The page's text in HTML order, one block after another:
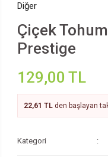
Diğer
Çiçek
Prestige
129,00 TL
22,61 TL den başlayan
Kategori